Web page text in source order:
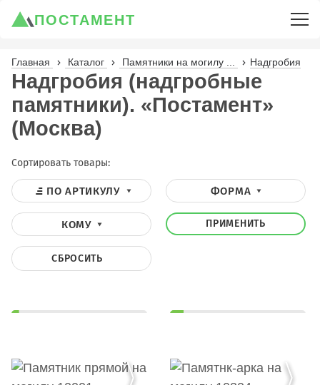
ПОСТАМЕНТ
Главная Каталог Памятники на могилу ... Надгробия
Надгробия (надгробные
памятники). «Постамент»
(Москва)
Сортировать товары:
ПО АРТИКУЛУ ФОРМА
КОМУ ПРИМЕНИТЬ
СБРОСИТЬ